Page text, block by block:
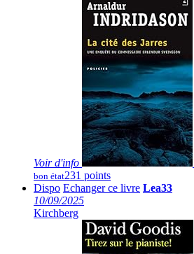
Voir d'info
bon état231 points
Dispo Echanger ce livre Lea33
10/09/2025
Kirchberg